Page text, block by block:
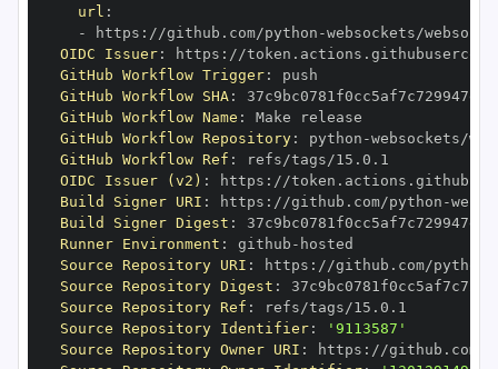
url :
-
https : //github.com/python -
OIDC Issuer: https :
GitHub Workflow Trigger:
GitHub Workflow SHA:
GitHub Workflow Name :
GitHub Workflow Repository: python -
GitHub Workflow Ref :
OIDC Issuer (v2) : https :
Build Signer URI : https : //github.com/python -
Build Signer Digest :
Runner Environment : github -
Source Repository URI : https : //github.com/python
Source Repository Digest :
Source Repository Ref :
Source Repository Identifier:
'9113587'
Source Repository Owner URI : https : //github.com/